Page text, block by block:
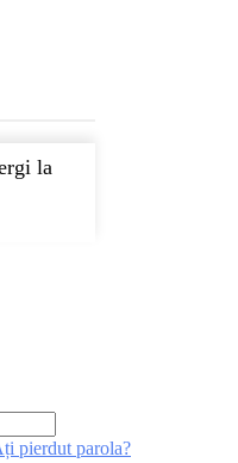
la
pierdut parola?